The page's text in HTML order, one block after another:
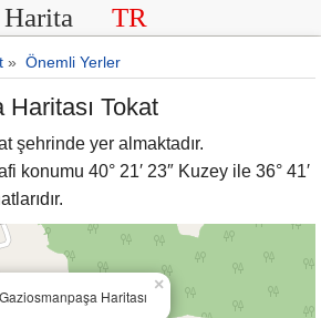
Harita TR
» Önemli Yerler
Tokat
şehrinde yer almaktadır.
konumu 40° 21′ 23″ Kuzey ile 36° 41′
Gaziosmanpaşa Haritası
×